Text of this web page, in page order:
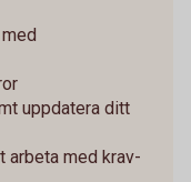
uppdatera ditt
arbeta med krav-